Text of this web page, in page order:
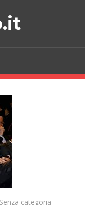
Senza categoria